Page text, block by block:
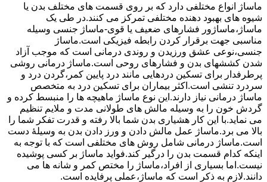
ماساژ انواع مختلفی دارد که بر روی قسمت های مختلف بدن یا
شیوه های بهبود دهنده مختلفی تمرکز می کنند.در طی یک
ماساژ،ماساژور فشارهای ضعیف یا قوی-ماساژ جنسی وسیله
مناسبی جهت برقرار کردن رابطه فیزیکی است.ماساژ
جنسی،نوعی عشق ورزیدن و روندی درمانی است که موجب آزاد
شدن کششهای بدن و فشارهای روحی است.ماساژ درمانی روشی
پرطرفدار برای تسکین دردهایی مانند درد پایین کمر،گردن درد و
سردرد تنشی است.اکثر بیماران برای تسکین درد به متخصص
ماساژ درمانی نیاز دارند.این نوع ماساژ ماهیچه ها را منبسط کرده و
گردش خون را به وسیله مالش های طولانی مدت و ملایم تنظیم
می نماید.با این کار هشیاری بدن شما بالا رفته و قدرت تفکر شما را
بالا می برد.ماساژ عمل مالش دادن و ورز دادن بدن به وسیلۀ دست
است.ماساژ درمانی شامل روش های مختلفی است که با توجه به
اینکه کدام قسمت بدن را درگیر کند.فواید ماساژ بر کسی پوشیده
نیست.اما بسیاری از افراد،ماساژ را مختص کمر و شانه ها می
دانند.لازم به ذکر است که ماساژ،عملی پرفایده است.